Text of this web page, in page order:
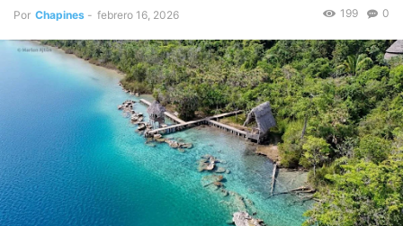
Por Chapines - febrero 16, 2026 0
199